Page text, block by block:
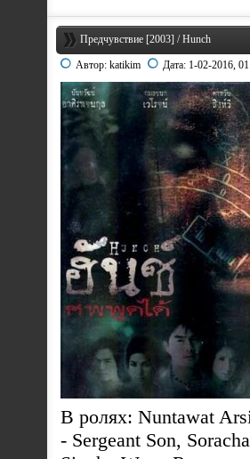
Предчувствие [2003] / Hunch
Автор: katikim Дата: 1-02-2016,
В ролях: Nuntawat
- Sergeant Son,